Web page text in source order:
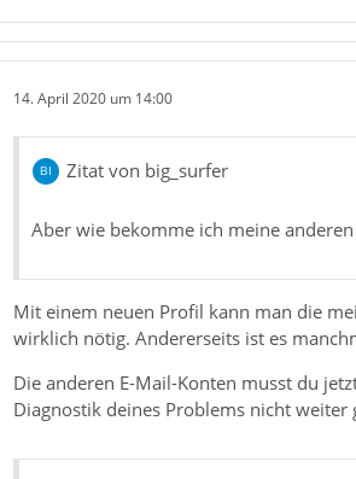
14. April 2020 um 14:00
Zitat von big_surfer
Aber wie bekomme ich meine
Mit einem neuen Profil kann man die
wirklich nötig. Andererseits ist es
Die anderen E-Mail-Konten musst du
Diagnostik deines Problems nicht weiter